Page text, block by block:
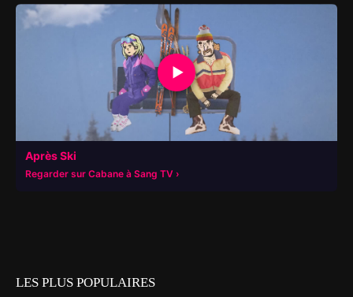
▶
Après Ski
Regarder sur Cabane à Sang TV
LES PLUS POPULAIRES